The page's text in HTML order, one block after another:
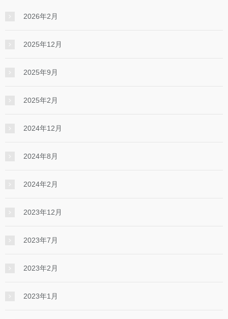
2026年2月
2025年12月
2025年9月
2025年2月
2024年12月
2024年8月
2024年2月
2023年12月
2023年7月
2023年2月
2023年1月